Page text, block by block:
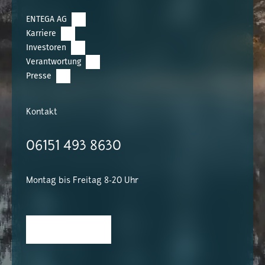
ENTEGA AG
Karriere
Investoren
Verantwortung
Presse
Kontakt
06151 493 8630
Montag bis Freitag 8-20 Uhr